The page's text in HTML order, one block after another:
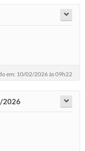
em: 10/02/2026 às 09h22
2026